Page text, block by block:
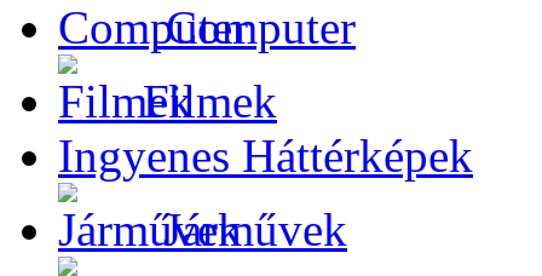
Computer
Filmek
Ingyenes Háttérképek
Járművek